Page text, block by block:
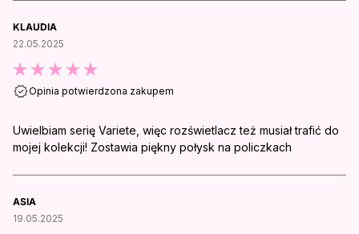
KLAUDIA
22.05.2025
Opinia potwierdzona zakupem
Uwielbiam serię Variete, więc rozświetlacz też musiał trafić do
mojej kolekcji! Zostawia piękny połysk na policzkach
ASIA
19.05.2025